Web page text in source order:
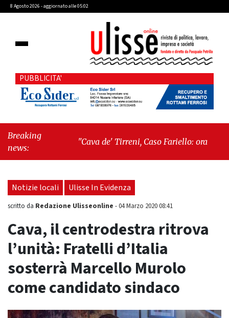
8 Agosto 2026 - aggiornato alle 05:02
PUBBLICITA'
Breaking
news:
"Cava de' Tirreni, Caso Fariello: ora torniamo
Notizie locali Ulisse In Evidenza
scritto da Redazione Ulisseonline -04 Marzo 2020 08:41
Cava, il centrodestra ritrova
l’unità: Fratelli d’Italia
sosterrà Marcello Murolo
come candidato sindaco